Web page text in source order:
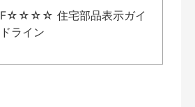
F☆☆☆☆ 住宅部品表示ガイ
ドライン